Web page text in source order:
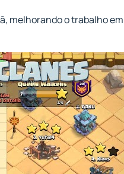
melhorando o trabalho